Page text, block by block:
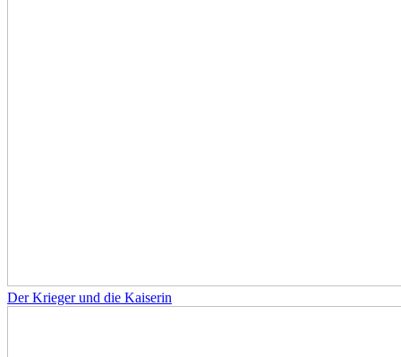
Der Krieger und die Kaiserin